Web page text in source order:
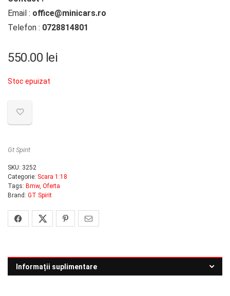
Email : office@minicars.ro
Telefon : 0728814801
550.00 lei
Stoc epuizat
Gt Spirit
SKU: 3252
Categorie: Scara 1:18
Tags: Bmw, Oferta
Brand: GT Spirit
Informații suplimentare